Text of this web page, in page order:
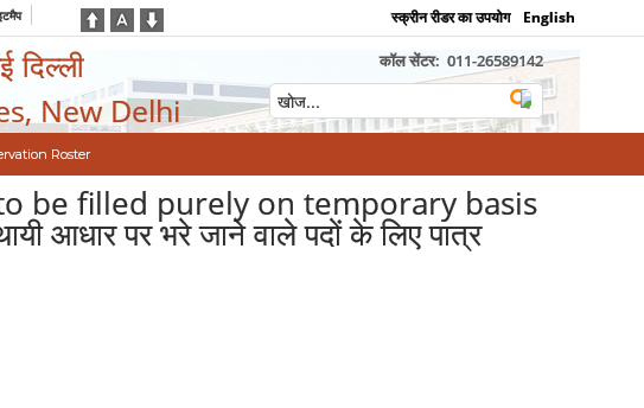
स्क्रीन रीडर का उपयोग English
दिल्ली
New Delhi
कॉल सेंटर: 011-26589142
Roster
be filled purely on temporary basis
आधार पर भरे जाने वाले पदों के लिए पात्र